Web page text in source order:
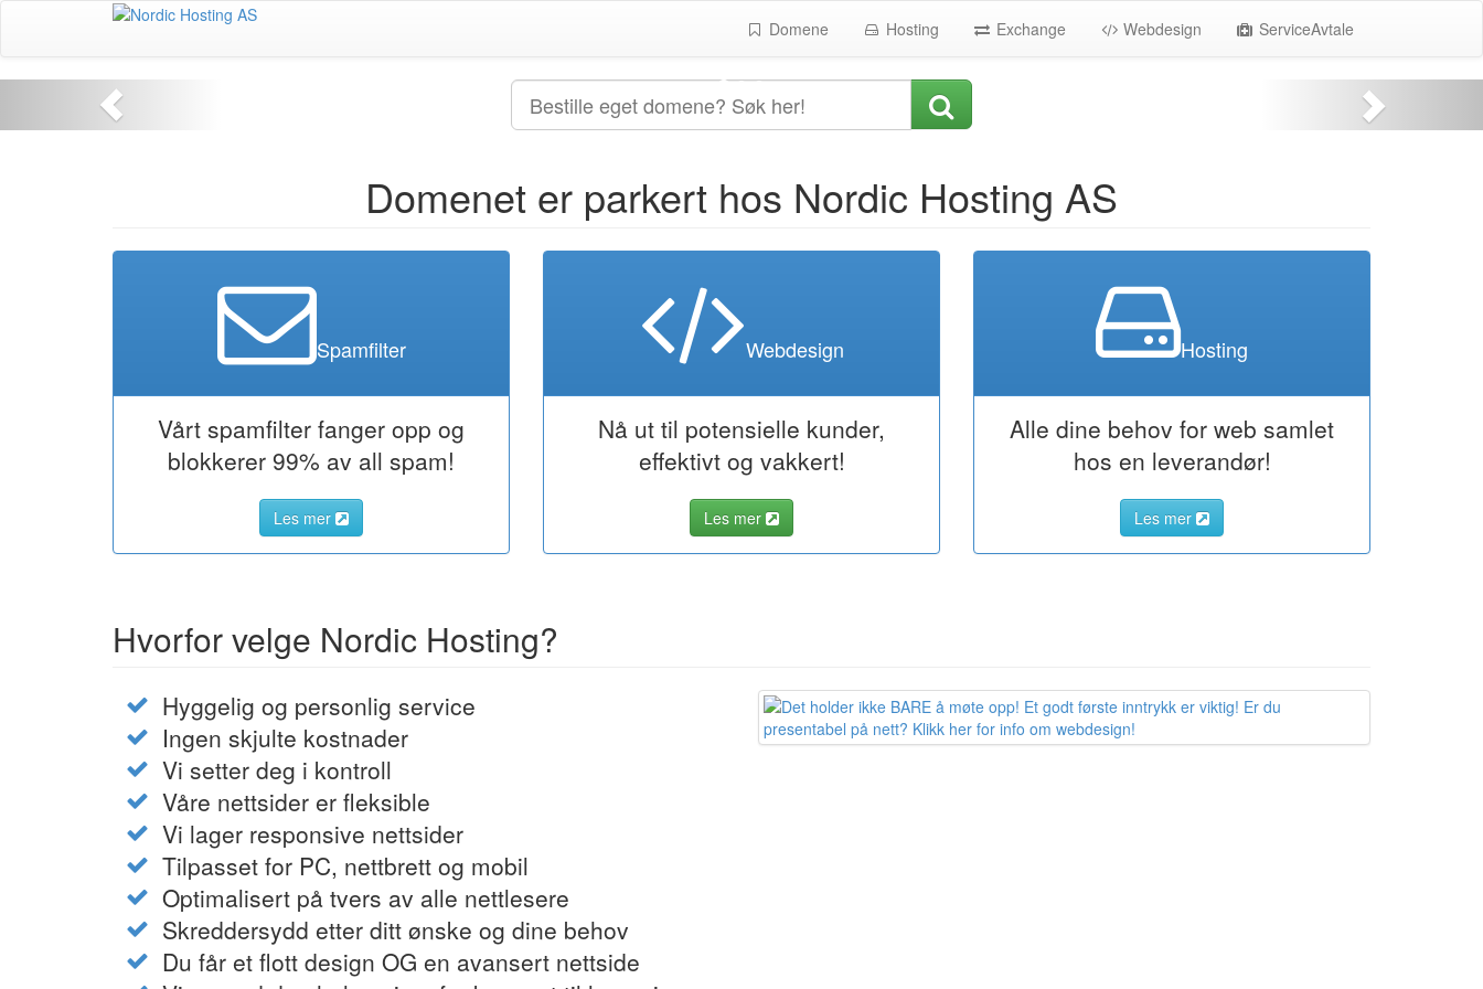
Domene Hosting Exchange Webdesign ServiceAvtale
Domenet er parkert hos Nordic Hosting AS
Spamfilter
Vårt spamfilter fanger opp og
blokkerer 99% av all spam!
Les mer
Webdesign
Nå ut til potensielle kunder,
effektivt og vakkert!
Les mer
Hosting
Alle dine behov for web samlet
hos en leverandør!
Les mer
Hvorfor velge Nordic Hosting?
Hyggelig og personlig service
Ingen skjulte kostnader
Vi setter deg i kontroll
Våre nettsider er fleksible
Vi lager responsive nettsider
Tilpasset for PC, nettbrett og mobil
Optimalisert på tvers av alle nettlesere
Skreddersydd etter ditt ønske og dine behov
Du får et flott design OG en avansert nettside